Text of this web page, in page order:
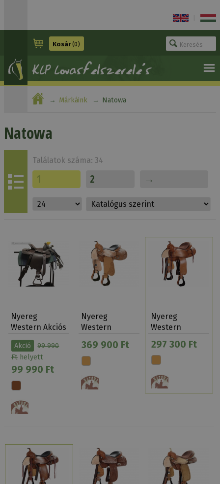
Kosár(0)
Márkáink Natowa
Natowa
Találatok száma: 34
1 2 →
Nyereg
Western Akciós
Gyerek Szett 10
Akció
99 990
Ft helyett
99 990 Ft
Nyereg
Western
369 900 Ft
Nyereg
Western
297 300 Ft